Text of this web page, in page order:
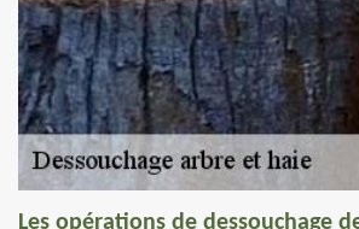
Les opérations de dessouchage